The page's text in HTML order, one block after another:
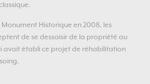
Historique en 2008, les
de se dessaisir de la propriété au
avait établi ce projet de réhabilitation